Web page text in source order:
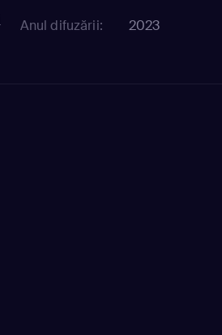
Anul difuzării:
2023